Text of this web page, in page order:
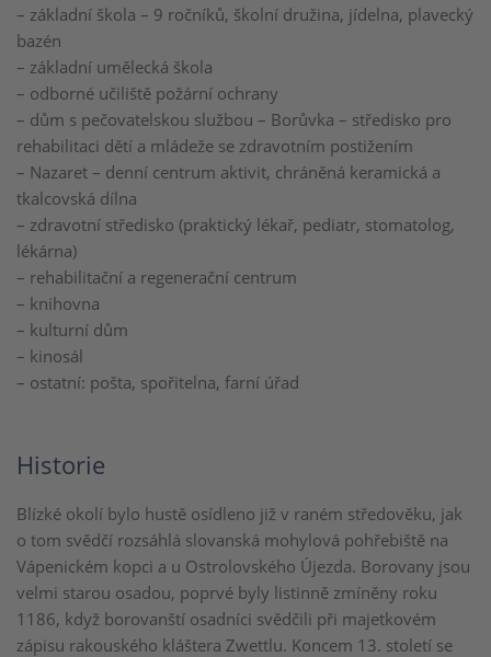
– základní škola – 9 ročníků, školní družina, jídelna, plavecký
bazén
– základní umělecká škola
– odborné učiliště požární ochrany
– dům s pečovatelskou službou – Borůvka – středisko pro
rehabilitaci dětí a mládeže se zdravotním postižením
– Nazaret – denní centrum aktivit, chráněná keramická a
tkalcovská dílna
– zdravotní středisko (praktický lékař, pediatr, stomatolog,
lékárna)
– rehabilitační a regenerační centrum
– knihovna
– kulturní dům
– kinosál
– ostatní: pošta, spořitelna, farní úřad
Historie
Blízké okolí bylo hustě osídleno již v raném středověku, jak
o tom svědčí rozsáhlá slovanská mohylová pohřebiště na
Vápenickém kopci a u Ostrolovského Újezda. Borovany jsou
velmi starou osadou, poprvé byly listinně zmíněny roku
1186, když borovanští osadníci svědčili při majetkovém
zápisu rakouského kláštera Zwettlu. Koncem 13. století se